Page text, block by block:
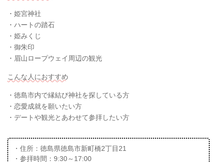
・姫宮神社
・ハートの踏石
・姫みくじ
・御朱印
・眉山ロープウェイ周辺の観光
こんな人におすすめ
・徳島市内で縁結び神社を探している方
・恋愛成就を願いたい方
・デートや観光とあわせて参拝したい方
・住所：徳島県徳島市新町橋2丁目21
・参拝時間：9:30～17:00